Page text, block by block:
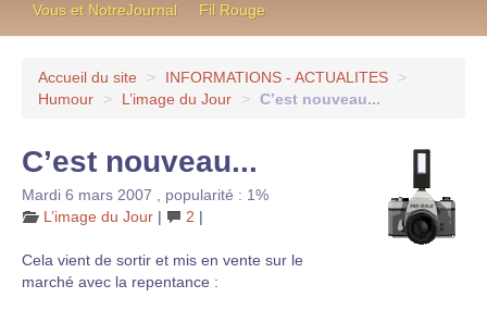
Vous et NotreJournal Fil Rouge
Accueil du site > INFORMATIONS - ACTUALITES
>
Humour
> L’image du Jour > C’est nouveau...
C’est nouveau...
Mardi 6 mars 2007
popularité : 1%
L’image du Jour | 2 |
Cela vient de sortir et mis en vente sur le
marché avec la repentance :